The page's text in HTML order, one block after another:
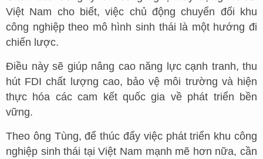
Việt Nam cho biết, việc chủ động chuyển đổi khu
công nghiệp theo mô hình sinh thái là một hướng đi
chiến lược.
Điều này sẽ giúp nâng cao năng lực cạnh tranh, thu
hút FDI chất lượng cao, bảo vệ môi trường và hiện
thực hóa các cam kết quốc gia về phát triển bền
vững.
Theo ông Tùng, để thúc đẩy việc phát triển khu công
nghiệp sinh thái tại Việt Nam mạnh mẽ hơn nữa, cần